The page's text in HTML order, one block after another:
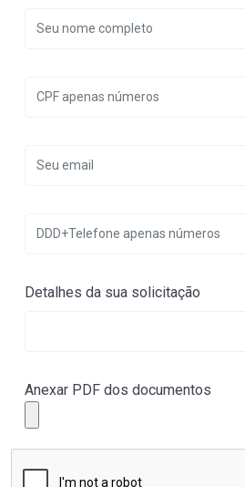
Detalhes da sua solicitação
Anexar PDF dos documentos